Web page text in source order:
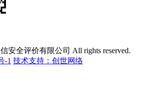
安全评价有限公司 All rights reserved.
-1 技术支持：创世网络